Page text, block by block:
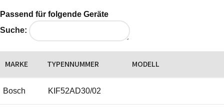
Passend für folgende Geräte
Suche:
MARKE TYPENNUMMER MODELL
Bosch KIF52AD30/02